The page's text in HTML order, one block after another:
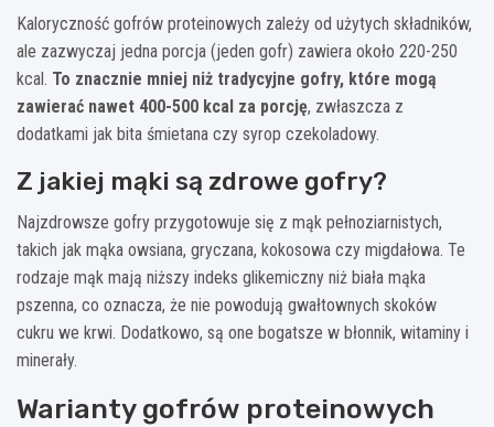
Kaloryczność gofrów proteinowych zależy od użytych składników,
ale zazwyczaj jedna porcja (jeden gofr) zawiera około 220-250
kcal. To znacznie mniej niż tradycyjne gofry, które mogą
zawierać nawet 400-500 kcal za porcję, zwłaszcza z
dodatkami jak bita śmietana czy syrop czekoladowy.
Z jakiej mąki są zdrowe gofry?
Najzdrowsze gofry przygotowuje się z mąk pełnoziarnistych,
takich jak mąka owsiana, gryczana, kokosowa czy migdałowa. Te
rodzaje mąk mają niższy indeks glikemiczny niż biała mąka
pszenna, co oznacza, że nie powodują gwałtownych skoków
cukru we krwi. Dodatkowo, są one bogatsze w błonnik, witaminy i
minerały.
Warianty gofrów proteinowych